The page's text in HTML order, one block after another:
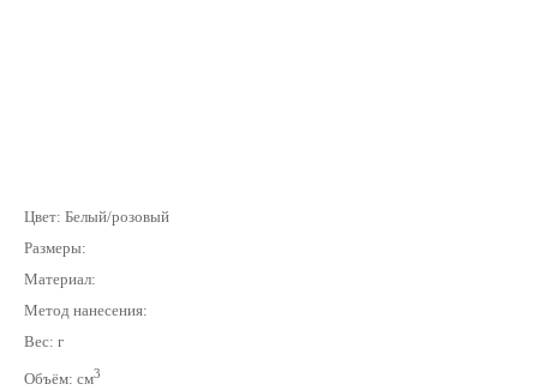
Цвет: Белый/розовый
Размеры:
Материал:
Метод нанесения:
Вес: г
Объём: см3